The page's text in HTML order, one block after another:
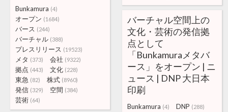
Bunkamura (4)
オープン (1684)
バース (244)
バーチャル (388)
プレスリリース (19523)
メタ (373) 会社 (9322)
拠点 (443) 文化 (228)
東急 (82) 株式 (8960)
発信 (329) 空間 (384)
芸術 (64)
バーチャル空間上の
文化・芸術の発信拠
点として
「Bunkamuraメタバ
ース」をオープン | ニ
ュース | DNP 大日本
印刷
Bunkamura (4) DNP (288)